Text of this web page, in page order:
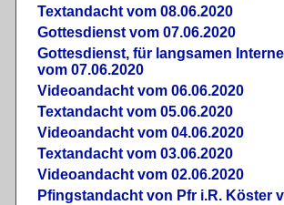
Textandacht vom 08.06.2020
Gottesdienst vom 07.06.2020
Gottesdienst, für langsamen
vom 07.06.2020
Videoandacht vom 06.06.2020
Textandacht vom 05.06.2020
Videoandacht vom 04.06.2020
Textandacht vom 03.06.2020
Videoandacht vom 02.06.2020
Pfingstandacht von Pfr i.R. Köster